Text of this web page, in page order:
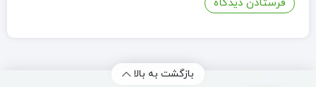
بازگشت به بالا